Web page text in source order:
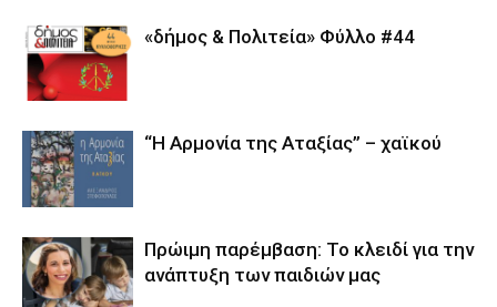
«δήμος & Πολιτεία» Φύλλο #44
“Η Αρμονία της Αταξίας” – χαϊκού
Πρώιμη παρέμβαση: Το κλειδί για την
ανάπτυξη των παιδιών µας